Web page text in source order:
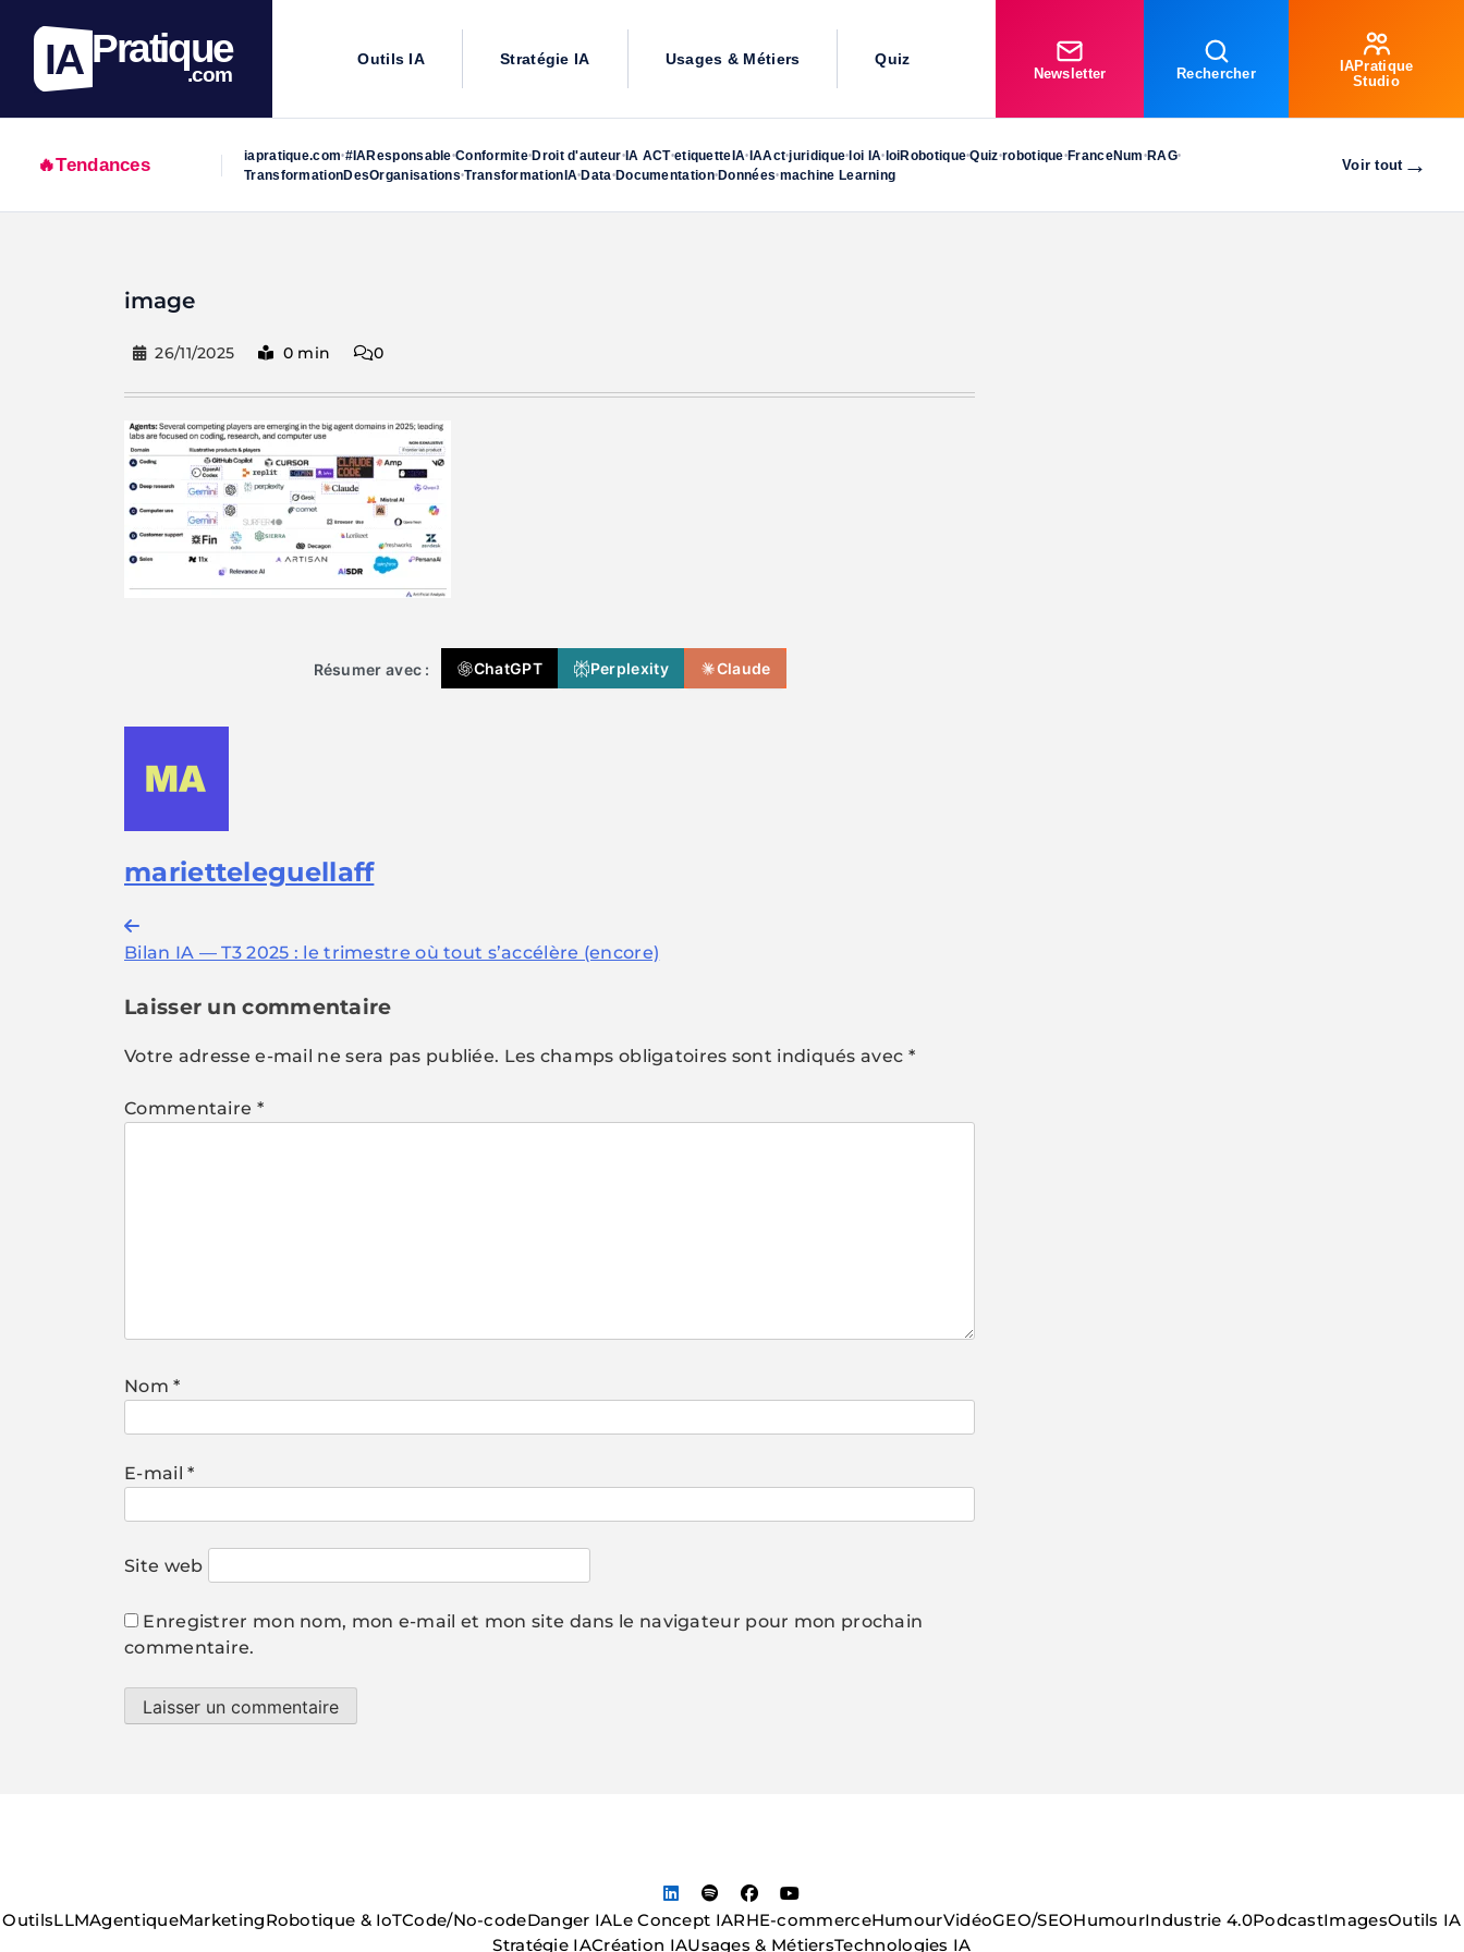
IA Pratique
.com
Outils IA Stratégie IA Usages & Métiers Quiz
Newsletter Rechercher
IAPratique
Studio
🔥Tendances iapratique.com•#IAResponsable•Conformite• Droit d'auteur•IA ACT•etiquetteIA• IAAct•juridique• loi IA• loiRobotique•Quiz•robotique• FranceNum • RAG•
TransformationDesOrganisations•TransformationIA• Data •Documentation• Données•machine Learning
Voir tout→
image
26/11/2025 0 min 0
Résumer avec : ChatGPT Perplexity Claude
marietteleguellaff
Navigation
de
l’article
Bilan IA — T3 2025 : le trimestre où tout s’accélère (encore)
Laisser un commentaire
Votre adresse e-mail ne sera pas publiée. Les champs obligatoires sont indiqués avec *
Commentaire *
Nom*
E-mail*
Site web
Enregistrer mon nom, mon e-mail et mon site dans le navigateur pour mon prochain
commentaire.
OutilsLLMAgentiqueMarketingRobotique & IoTCode/No-codeDanger IALe Concept IARHE-commerceHumourVidéoGEO/SEOHumourIndustrie 4.0PodcastImagesOutils IA
Stratégie IACréation IAUsages & MétiersTechnologies IA